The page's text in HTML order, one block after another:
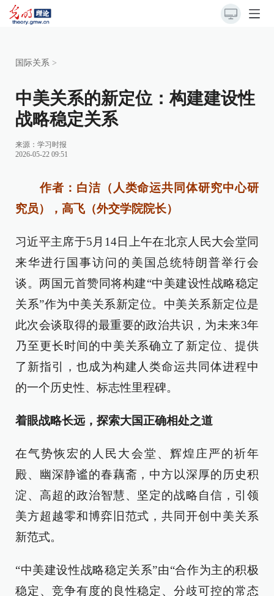
国际关系 >
中美关系的新定位：构建建设性
战略稳定关系
来源： 学习时报
2026-05-22 09:51
作者：白洁（人类命运共同体研究中心研
究员），高飞（外交学院院长）
习近平主席于5月14日上午在北京人民大会堂同
来华进行国事访问的美国总统特朗普举行会
谈。两国元首赞同将构建“中美建设性战略稳定
关系”作为中美关系新定位。中美关系新定位是
此次会谈取得的最重要的政治共识，为未来3年
乃至更长时间的中美关系确立了新定位、提供
了新指引，也成为构建人类命运共同体进程中
的一个历史性、标志性里程碑。
着眼战略长远，探索大国正确相处之道
在气势恢宏的人民大会堂、辉煌庄严的祈年
殿、幽深静谧的春藕斋，中方以深厚的历史积
淀、高超的政治智慧、坚定的战略自信，引领
美方超越零和博弈旧范式，共同开创中美关系
新范式。
“中美建设性战略稳定关系”由“合作为主的积极
稳定、竞争有度的良性稳定、分歧可控的常态